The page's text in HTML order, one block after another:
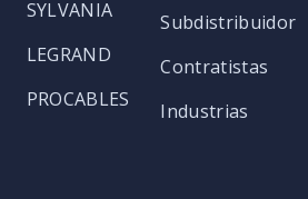
SYLVANIA
LEGRAND
PROCABLES
Subdistribuidor
Contratistas
Industrias